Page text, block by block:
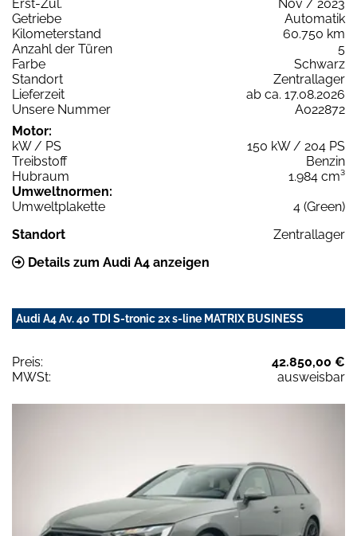
Erst-Zul.
Nov / 2023
Getriebe
Automatik
Kilometerstand
60.750 km
Anzahl der Türen
5
Farbe
Schwarz
Standort
Zentrallager
Lieferzeit
ab ca. 17.08.2026
Unsere Nummer
A022872
Motor:
kW / PS
150 kW / 204 PS
Treibstoff
Benzin
Hubraum
1.984 cm³
Umweltnormen:
Umweltplakette
4 (Green)
Standort
Zentrallager
Details zum Audi A4 anzeigen
Audi A4 Av. 40 TDI S-tronic 2x s-line MATRIX BUSINESS
Preis:
42.850,00 €
MWSt:
ausweisbar